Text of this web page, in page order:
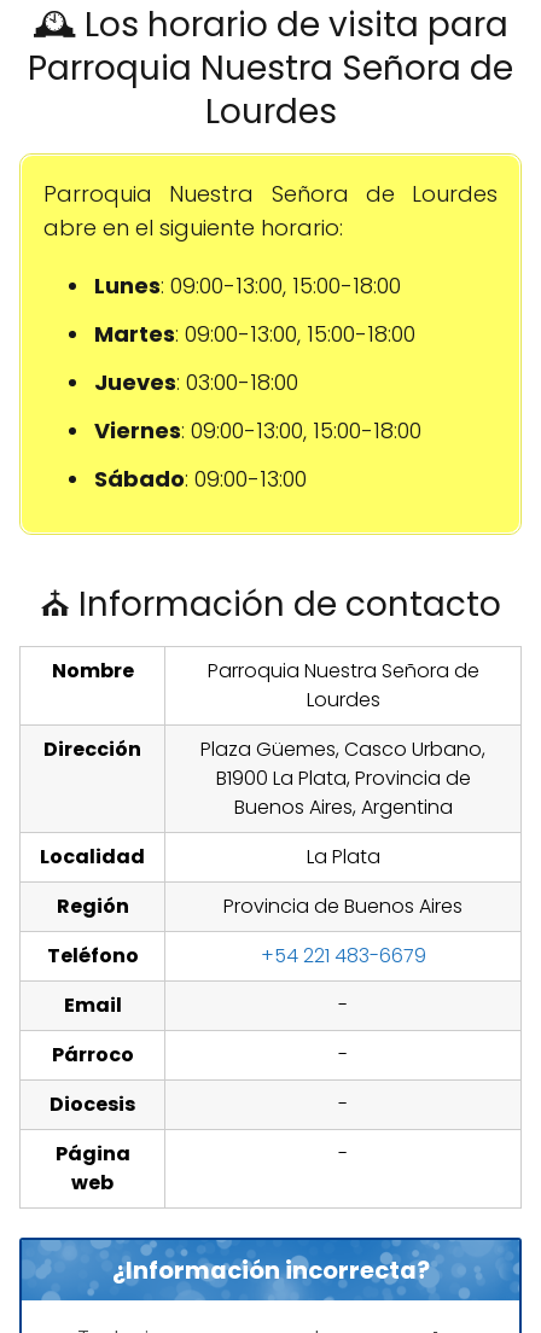
🕰️ Los horario de visita para
Parroquia Nuestra Señora de
Lourdes
Parroquia Nuestra Señora de Lourdes
abre en el siguiente horario:
Lunes: 09:00-13:00, 15:00-18:00
Martes: 09:00-13:00, 15:00-18:00
Jueves: 03:00-18:00
Viernes: 09:00-13:00, 15:00-18:00
Sábado: 09:00-13:00
⛪ Información de contacto
Nombre
Parroquia Nuestra Señora de
Lourdes
Dirección
Plaza Güemes, Casco Urbano,
B1900 La Plata, Provincia de
Buenos Aires, Argentina
Localidad
La Plata
Región
Provincia de Buenos Aires
Teléfono
+54 221 483-6679
Email
-
Párroco
-
Diocesis
-
Página
web
-
¿Información incorrecta?